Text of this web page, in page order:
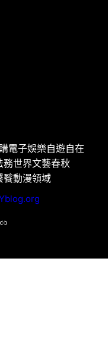
電子娛樂自遊自在
務世界文藝春秋
餮動漫領域
連結